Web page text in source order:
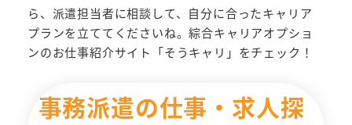
ら、派遣担当者に相談して、自分に合ったキャリア
プランを立ててくださいね。綜合キャリアオプショ
ンのお仕事紹介サイト「そうキャリ」をチェック！
事務派遣の仕事・求人探